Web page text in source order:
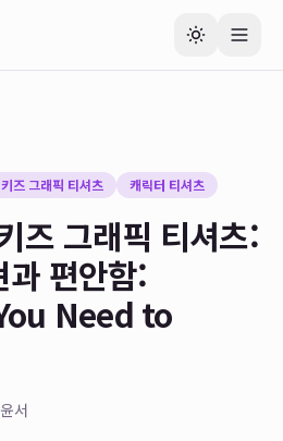
키즈 그래픽 티셔츠 캐릭터 티셔츠
즈 그래픽 티셔츠:
편안함:
Need to
서